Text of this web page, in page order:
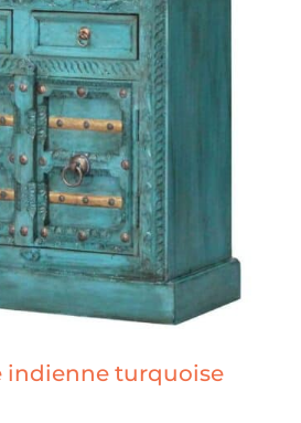
indienne turquoise